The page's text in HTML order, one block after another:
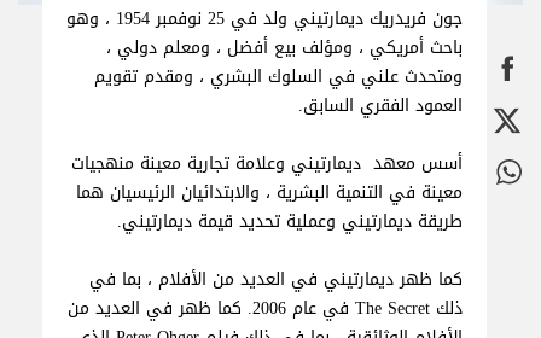
جون فريدريك ديمارتيني ولد في 25 نوفمبر 1954 ، وهو
باحث أمريكي ، ومؤلف بيع أفضل ، ومعلم دولي ،
ومتحدث علني في السلوك البشري ، ومقدم تقويم
العمود الفقري السابق.
أسس معهد ديمارتيني وعلامة تجارية معينة منهجيات
معينة في التنمية البشرية ، والابتدائيان الرئيسيان هما
طريقة ديمارتيني وعملية تحديد قيمة ديمارتيني.
كما ظهر ديمارتيني في العديد من الأفلام ، بما في
ذلك The Secret في عام 2006. كما ظهر في العديد من